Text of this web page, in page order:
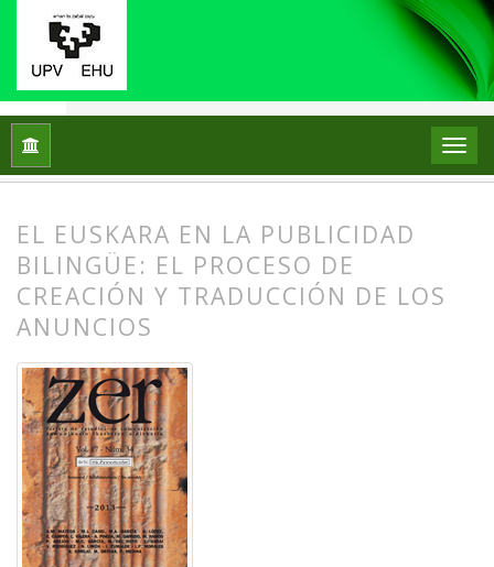
Inicio
EL EUSKARA EN LA PUBLICIDAD
BILINGÜE: EL PROCESO DE
CREACIÓN Y TRADUCCIÓN DE LOS
ANUNCIOS